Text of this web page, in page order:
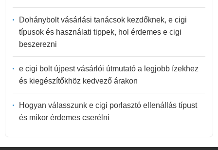
Dohánybolt vásárlási tanácsok kezdőknek, e cigi
típusok és használati tippek, hol érdemes e cigi
beszerezni
e cigi bolt újpest vásárlói útmutató a legjobb ízekhez
és kiegészítőkhöz kedvező árakon
Hogyan válasszunk e cigi porlasztó ellenállás típust
és mikor érdemes cserélni